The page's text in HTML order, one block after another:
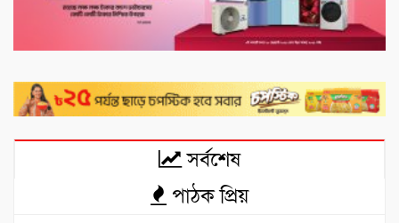
সর্বশেষ
পাঠক প্রিয়